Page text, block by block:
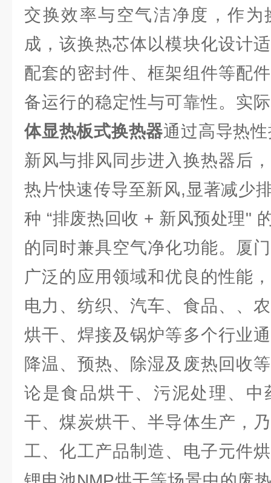
交换效率与空气洁净度，作
成，该换热芯体以模块化设计
配套的密封件、框架组件等配
备运行的稳定性与可靠性。实
体显热板式换热器通过高导热
新风与排风同步进入换热器后
热片快速传导至新风,显著减少
种 “排废热回收 + 新风预处理"
的同时兼具空气净化功能。厦
广泛的应用领域和优良的性能
电力、纺织、汽车、食品、、
烘干、焊接及锅炉等多个行业
降温、预热、除湿及废热回收
论是食品烘干、污泥处理、中
干、煤炭烘干、半导体生产，
工、化工产品制造、电子元件